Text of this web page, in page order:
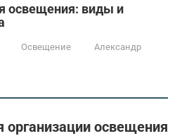
освещения: виды и
Освещение
Александр
освещения